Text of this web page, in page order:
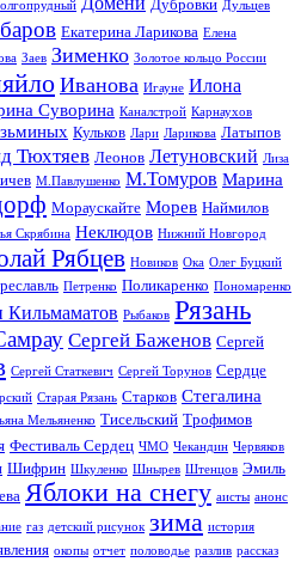
Дубровки Дульцев
Екатерина Ларикова Елена
Заев Зименко Золотое кольцо России
Иванова Игауне Илона
Суворина Каналстрой Карнаухов
Кульков Лари Ларикова Латыпов
Тюхтяев Леонов Летуновский Лиза
М.Павлушенко М.Томуров Марина
Мораускайте Морев Наймилов
Скрябина Неклюдов Нижний Новгород
Рябцев Новиков Ока Олег Буцкий
Петренко Поликаренко Пономаренко
Кильмаматов Рыбаков Рязань
Сергей Баженов Сергей
Сергей Статкевич Сергей Торунов Сердце
Старая Рязань Старков Стегалина
Мельяненко Тисельский Трофимов
Фестиваль Сердец ЧМО Чекандин Червяков
Шифрин Шкуленко Шнырев Штенцов Эмиль
Яблоки на снегу аисты анонс
газ детский рисунок зима история
окопы отчет половодье разлив рассказ